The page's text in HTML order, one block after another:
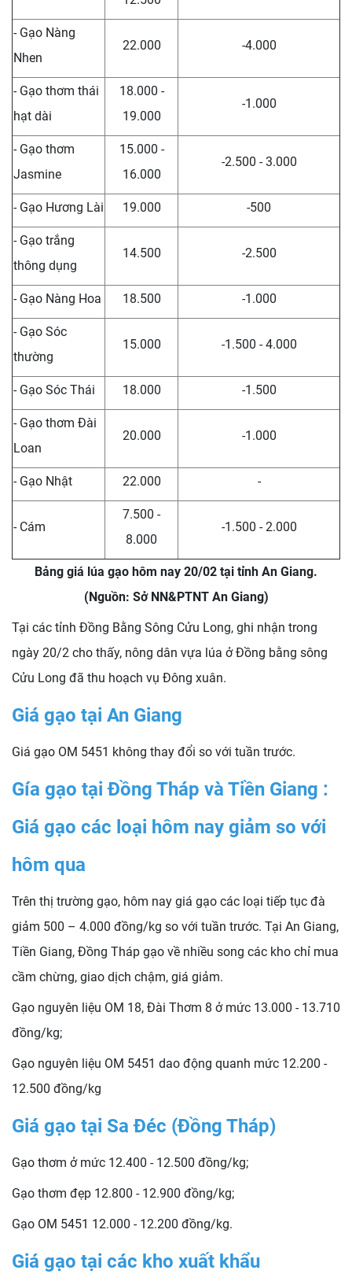
- Gạo Nàng
Nhen
22.000 -4.000
- Gạo thơm thái
hạt dài
18.000 -
19.000
-1.000
- Gạo thơm
Jasmine
15.000 -
16.000
-2.500 - 3.000
- Gạo Hương Lài 19.000 -500
- Gạo trắng
thông dụng
14.500 -2.500
- Gạo Nàng Hoa 18.500 -1.000
- Gạo Sóc
thường
15.000 -1.500 - 4.000
- Gạo Sóc Thái 18.000 -1.500
- Gạo thơm Đài
Loan
20.000 -1.000
- Gạo Nhật 22.000 -
- Cám
7.500 -
8.000
-1.500 - 2.000
Bảng giá lúa gạo hôm nay 20/02 tại tỉnh An Giang.
(Nguồn: Sở NN&PTNT An Giang)
Tại các tỉnh Đồng Bằng Sông Cửu Long, ghi nhận trong
ngày 20/2 cho thấy, nông dân vựa lúa ở Đồng bằng sông
Cửu Long đã thu hoạch vụ Đông xuân.
Giá gạo tại An Giang
Giá gạo OM 5451 không thay đổi so với tuần trước.
Gía gạo tại Đồng Tháp và Tiền Giang :
Giá gạo các loại hôm nay giảm so với
hôm qua
Trên thị trường gạo, hôm nay giá gạo các loại tiếp tục đà
giảm 500 – 4.000 đồng/kg so với tuần trước. Tại An Giang,
Tiền Giang, Đồng Tháp gạo về nhiều song các kho chỉ mua
cầm chừng, giao dịch chậm, giá giảm.
Gạo nguyên liệu OM 18, Đài Thơm 8 ở mức 13.000 - 13.710
đồng/kg;
Gạo nguyên liệu OM 5451 dao động quanh mức 12.200 -
12.500 đồng/kg
Giá gạo tại Sa Đéc (Đồng Tháp)
Gạo thơm ở mức 12.400 - 12.500 đồng/kg;
Gạo thơm đẹp 12.800 - 12.900 đồng/kg;
Gạo OM 5451 12.000 - 12.200 đồng/kg.
Giá gạo tại các kho xuất khẩu